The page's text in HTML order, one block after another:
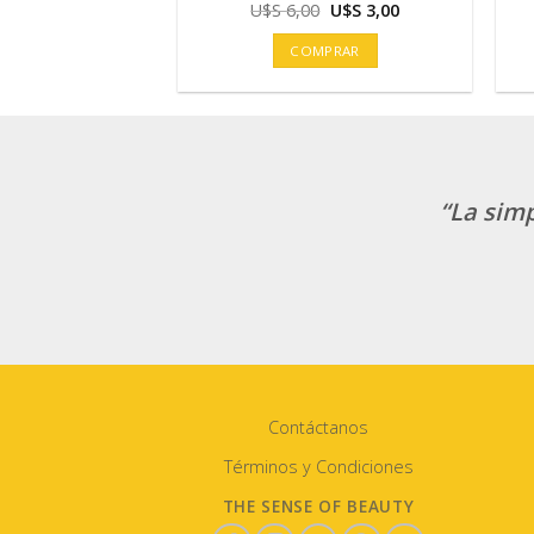
U$S6,00 El
precio
original
era:
6,00.
U$S 3,00El
3,00.
COMPRAR
“La
Contáctanos
Términos y Condiciones
THE SENSE OF BEAUTY